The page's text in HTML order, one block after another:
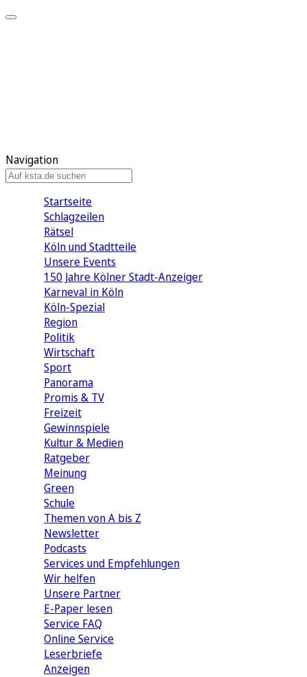
Navigation
Startseite
Schlagzeilen
Rätsel
Köln und Stadtteile
Unsere Events
150 Jahre Kölner Stadt-Anzeiger
Karneval in Köln
Köln-Spezial
Region
Politik
Wirtschaft
Sport
Panorama
Promis & TV
Freizeit
Gewinnspiele
Kultur & Medien
Ratgeber
Meinung
Green
Schule
Themen von A bis Z
Newsletter
Podcasts
Services und Empfehlungen
Wir helfen
Unsere Partner
E-Paper lesen
Service FAQ
Online Service
Leserbriefe
Anzeigen